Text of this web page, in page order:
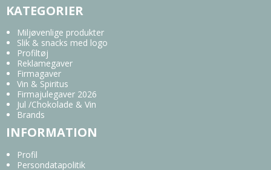
KATEGORIER
Miljøvenlige produkter
Slik & snacks med logo
Profiltøj
Reklamegaver
Firmagaver
Vin & Spiritus
Firmajulegaver 2026
Jul /Chokolade & Vin
Brands
INFORMATION
Profil
Persondatapolitik